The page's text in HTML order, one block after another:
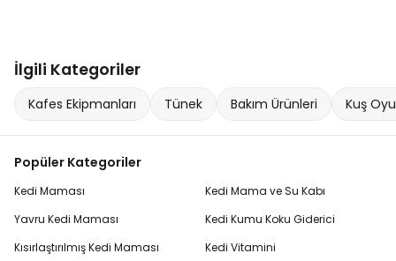
İlgili Kategoriler
Kafes Ekipmanları Tünek Bakım Ürünleri Kuş
Popüler Kategoriler
Kedi Maması
Yavru Kedi Maması
Kısırlaştırılmış Kedi Maması
Kedi Mama ve Su Kabı
Kedi Kumu Koku Giderici
Kedi Vitamini